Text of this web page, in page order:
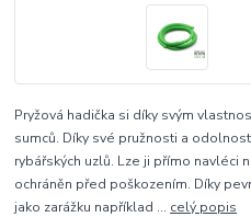
Pryžová hadička si díky svým
sumců. Díky své pružnosti a
rybářských uzlů. Lze ji přímo navléci
ochráněn před poškozením. Díky
jako zarážku například ... celý popis